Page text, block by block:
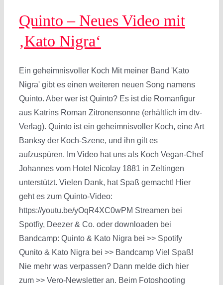
Quinto – Neues Video mit
‚Kato Nigra‘
Ein geheimnisvoller Koch Mit meiner Band 'Kato
Nigra' gibt es einen weiteren neuen Song namens
Quinto. Aber wer ist Quinto? Es ist die Romanfigur
aus Katrins Roman Zitronensonne (erhältlich im dtv-
Verlag). Quinto ist ein geheimnisvoller Koch, eine Art
Banksy der Koch-Szene, und ihn gilt es
aufzuspüren. Im Video hat uns als Koch Vegan-Chef
Johannes vom Hotel Nicolay 1881 in Zeltingen
unterstützt. Vielen Dank, hat Spaß gemacht! Hier
geht es zum Quinto-Video:
https://youtu.be/yOqR4XC0wPM Streamen bei
Spotfiy, Deezer & Co. oder downloaden bei
Bandcamp: Quinto & Kato Nigra bei >> Spotify
Qunito & Kato Nigra bei >> Bandcamp Viel Spaß!
Nie mehr was verpassen? Dann melde dich hier
zum >> Vero-Newsletter an. Beim Fotoshooting